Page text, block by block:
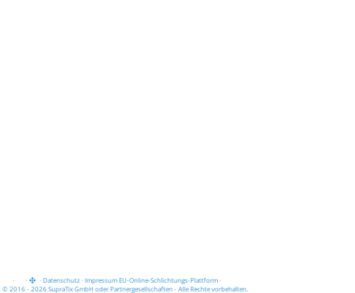
· · ·Datenschutz·Impressum EU-Online-Schlichtungs-Plattform·
© 2016 - 2026 SupraTix GmbH oder Partnergesellschaften - Alle Rechte vorbehalten.